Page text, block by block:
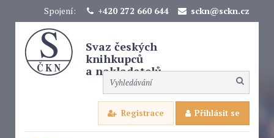
Spojení: +420 272 660 644 sckn@sckn.cz
Svaz českých
knihkupců
a nakladatelů
Registrace Přihlásit se